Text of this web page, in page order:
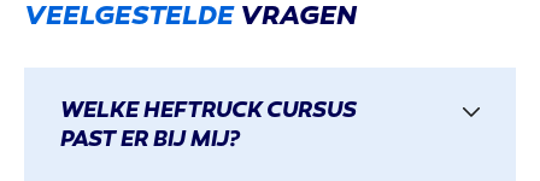
VEELGESTELDE VRAGEN
WELKE HEFTRUCK CURSUS
PAST ER BIJ MIJ?